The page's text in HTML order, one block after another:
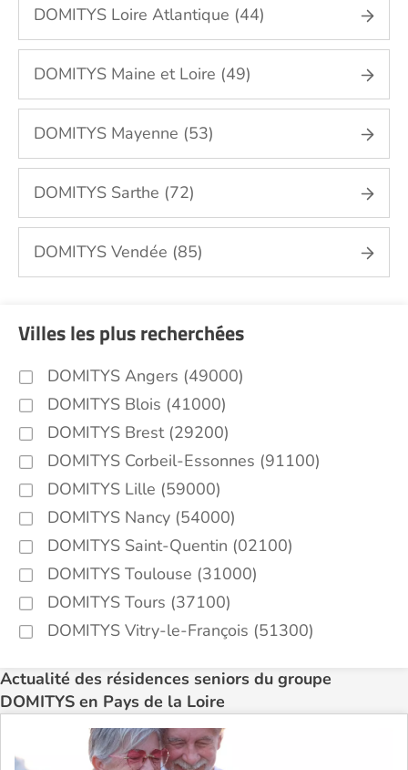
DOMITYS Loire Atlantique (44)
DOMITYS Maine et Loire (49)
DOMITYS Mayenne (53)
DOMITYS Sarthe (72)
DOMITYS Vendée (85)
Villes les plus recherchées
DOMITYS Angers (49000)
DOMITYS Blois (41000)
DOMITYS Brest (29200)
DOMITYS Corbeil-Essonnes (91100)
DOMITYS Lille (59000)
DOMITYS Nancy (54000)
DOMITYS Saint-Quentin (02100)
DOMITYS Toulouse (31000)
DOMITYS Tours (37100)
DOMITYS Vitry-le-François (51300)
Actualité des résidences seniors du groupe
DOMITYS en Pays de la Loire